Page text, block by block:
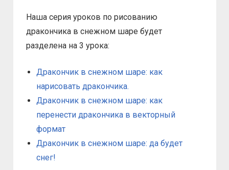
Наша серия уроков по рисованию
дракончика в снежном шаре будет
разделена на 3 урока:
Дракончик в снежном шаре: как
нарисовать дракончика.
Дракончик в снежном шаре: как
перенести дракончика в векторный
формат
Дракончик в снежном шаре: да будет
снег!